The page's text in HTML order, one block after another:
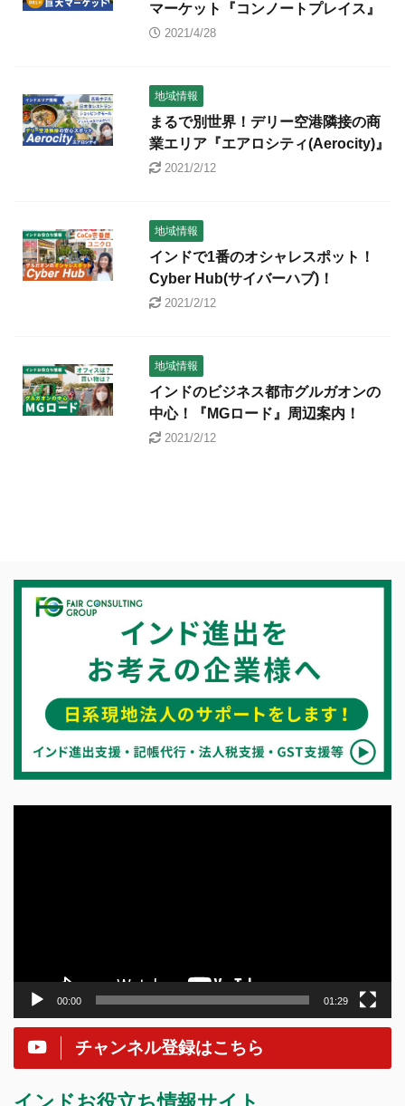
マーケット『コンノートプレイス』
2021/4/28
地域情報
まるで別世界！デリー空港隣接の商
業エリア『エアロシティ(Aerocity)』
2021/2/12
地域情報
インドで1番のオシャレスポット！
Cyber Hub(サイバーハブ)！
2021/2/12
地域情報
インドのビジネス都市グルガオンの
中心！『MGロード』周辺案内！
2021/2/12
00:00 01:29
チャンネル登録はこちら